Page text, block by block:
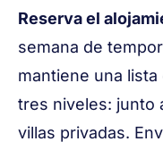
Reserva el
semana de
mantiene una lista
tres niveles: junto
villas privadas.